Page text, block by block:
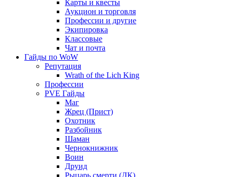
Карты и квесты
Аукцион и торговля
Профессии и другие
Экипировка
Классовые
Чат и почта
Гайды по WoW
Репутация
Wrath of the Lich King
Профессии
PVE Гайды
Маг
Жрец (Прист)
Охотник
Разбойник
Шаман
Чернокнижник
Воин
Друид
Рыцарь смерти (ДК)